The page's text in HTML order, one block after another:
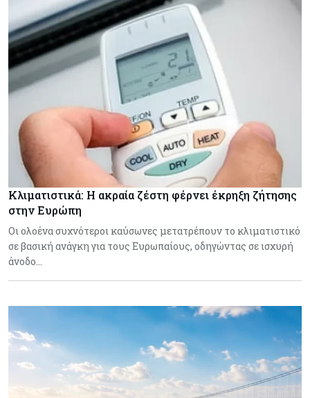
Κλιματιστικά: Η ακραία ζέστη φέρνει έκρηξη ζήτησης
στην Ευρώπη
Οι ολοένα συχνότεροι καύσωνες μετατρέπουν το κλιματιστικό
σε βασική ανάγκη για τους Ευρωπαίους, οδηγώντας σε ισχυρή
άνοδο…